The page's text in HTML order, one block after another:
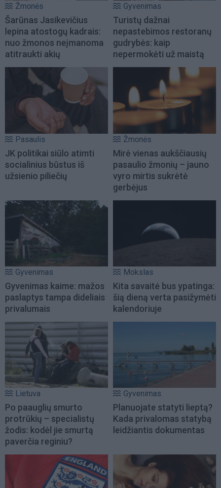
Žmonės
Šarūnas Jasikevičius
lepina atostogų kadrais:
nuo žmonos neįmanoma
atitraukti akių
Gyvenimas
Turistų dažnai
nepastebimos restoranų
gudrybės: kaip
nepermokėti už maistą
Pasaulis
JK politikai siūlo atimti
socialinius būstus iš
užsienio piliečių
Žmonės
Mirė vienas aukščiausių
pasaulio žmonių – jauno
vyro mirtis sukrėtė
gerbėjus
Gyvenimas
Gyvenimas kaime: mažos
paslaptys tampa dideliais
privalumais
Mokslas
Kita savaitė bus ypatinga:
šią dieną verta pasižymėti
kalendoriuje
Lietuva
Po paauglių smurto
protrūkių – specialistų
žodis: kodėl jie smurtą
paverčia reginiu?
Gyvenimas
Planuojate statyti lieptą?
Kada privalomas statybą
leidžiantis dokumentas